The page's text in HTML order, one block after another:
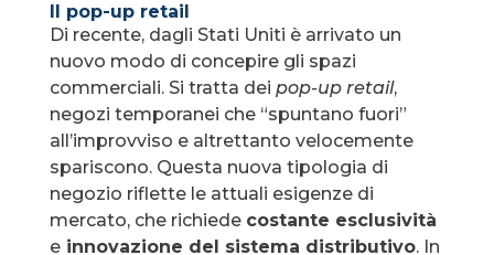
Il pop-up retail
Di recente, dagli Stati Uniti è arrivato un
nuovo modo di concepire gli spazi
commerciali. Si tratta dei pop-up retail,
negozi temporanei che “spuntano fuori”
all’improvviso e altrettanto velocemente
spariscono. Questa nuova tipologia di
negozio riflette le attuali esigenze di
mercato, che richiede costante esclusività
einnovazione del sistema distributivo. In